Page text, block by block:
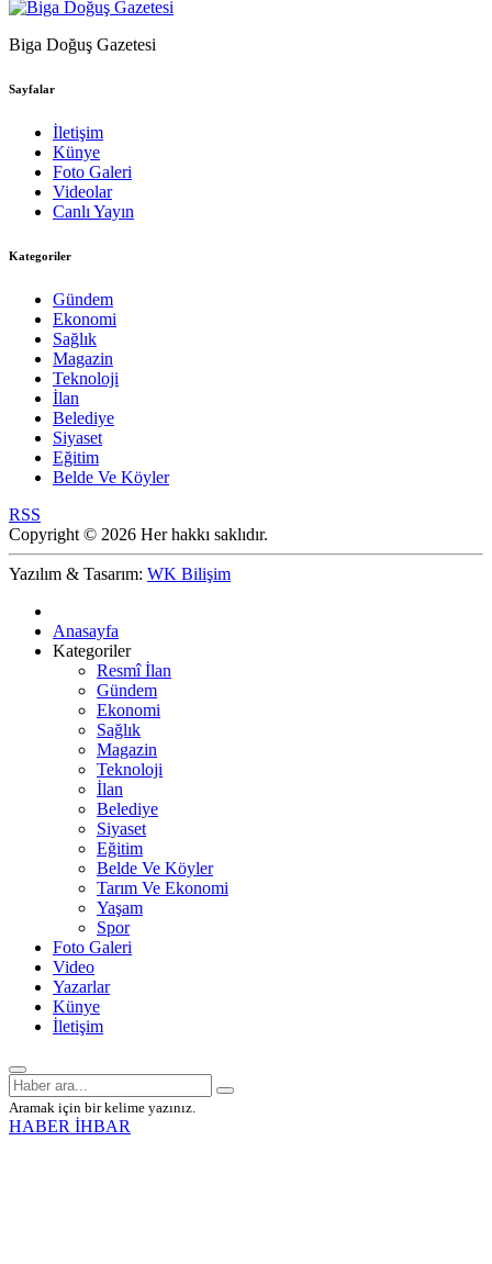
Biga Doğuş Gazetesi
Sayfalar
İletişim
Künye
Foto Galeri
Videolar
Canlı Yayın
Kategoriler
Gündem
Ekonomi
Sağlık
Magazin
Teknoloji
İlan
Belediye
Siyaset
Eğitim
Belde Ve Köyler
RSS
Copyright © 2026 Her hakkı saklıdır.
Yazılım & Tasarım: WK Bilişim
Anasayfa
Kategoriler
Resmî İlan
Gündem
Ekonomi
Sağlık
Magazin
Teknoloji
İlan
Belediye
Siyaset
Eğitim
Belde Ve Köyler
Tarım Ve Ekonomi
Yaşam
Spor
Foto Galeri
Video
Yazarlar
Künye
İletişim
Aramak için bir kelime yazınız.
HABER İHBAR